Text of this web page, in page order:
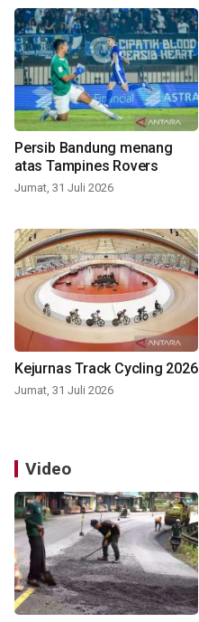
Persib Bandung menang
atas Tampines Rovers
Jumat, 31 Juli 2026
Kejurnas Track Cycling 2026
Jumat, 31 Juli 2026
Video